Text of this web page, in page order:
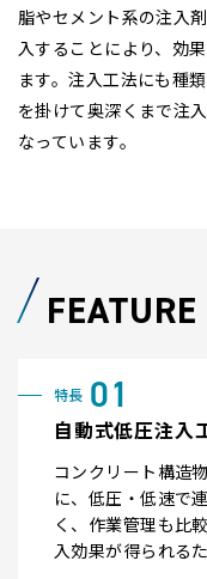
脂やセメント系の注入
入することにより、効
ます。注入工法にも種
を掛けて奥深くまで注
なっています。
FEATURE
自動式低圧注入
コンクリート構造
に、低圧・低速で
く、作業管理も比
入効果が得られる